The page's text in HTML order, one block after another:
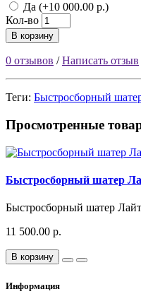
Да (+10 000.00 р.)
Кол-во
В корзину
0 отзывов /Написать отзыв
Теги: Быстросборный
Просмотренные
Быстросборный шатер
Быстросборный шатер
11 500.00 р.
В корзину
Информация